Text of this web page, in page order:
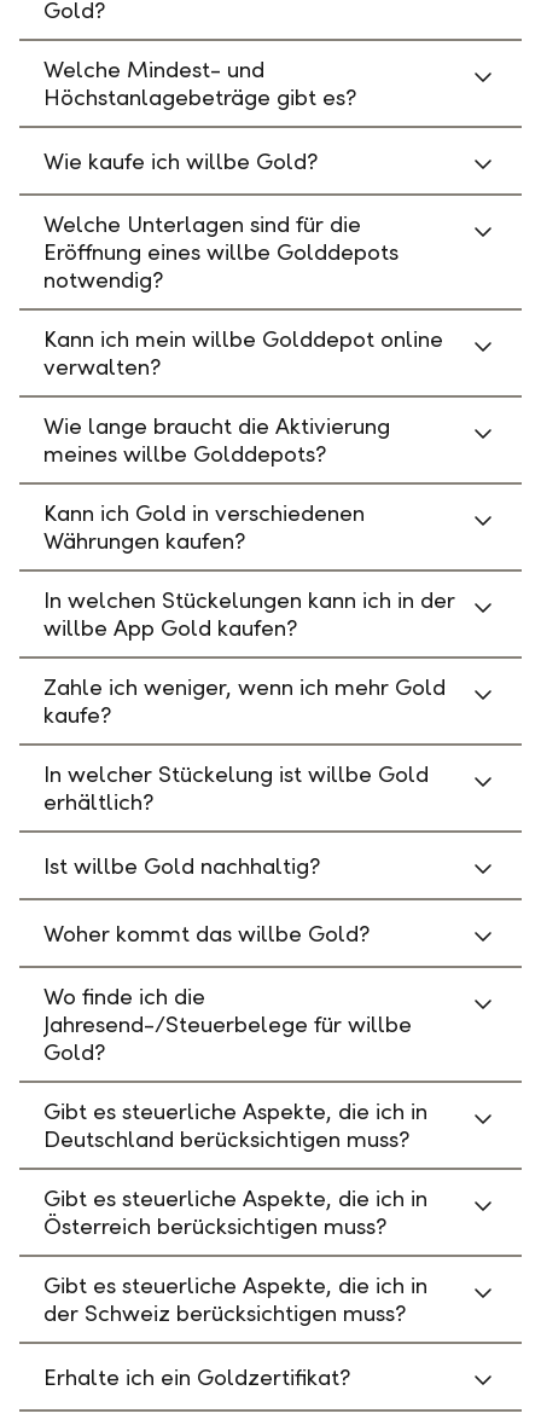
Gold?
Welche Mindest- und
Höchstanlagebeträge gibt es?
Wie kaufe ich willbe Gold?
Welche Unterlagen sind für die
Eröffnung eines willbe Golddepots
notwendig?
Kann ich mein willbe Golddepot online
verwalten?
Wie lange braucht die Aktivierung
meines willbe Golddepots?
Kann ich Gold in verschiedenen
Währungen kaufen?
In welchen Stückelungen kann ich in der
willbe App Gold kaufen?
Zahle ich weniger, wenn ich mehr Gold
kaufe?
In welcher Stückelung ist willbe Gold
erhältlich?
Ist willbe Gold nachhaltig?
Woher kommt das willbe Gold?
Wo finde ich die
Jahresend-/Steuerbelege für willbe
Gold?
Gibt es steuerliche Aspekte, die ich in
Deutschland berücksichtigen muss?
Gibt es steuerliche Aspekte, die ich in
Österreich berücksichtigen muss?
Gibt es steuerliche Aspekte, die ich in
der Schweiz berücksichtigen muss?
Erhalte ich ein Goldzertifikat?